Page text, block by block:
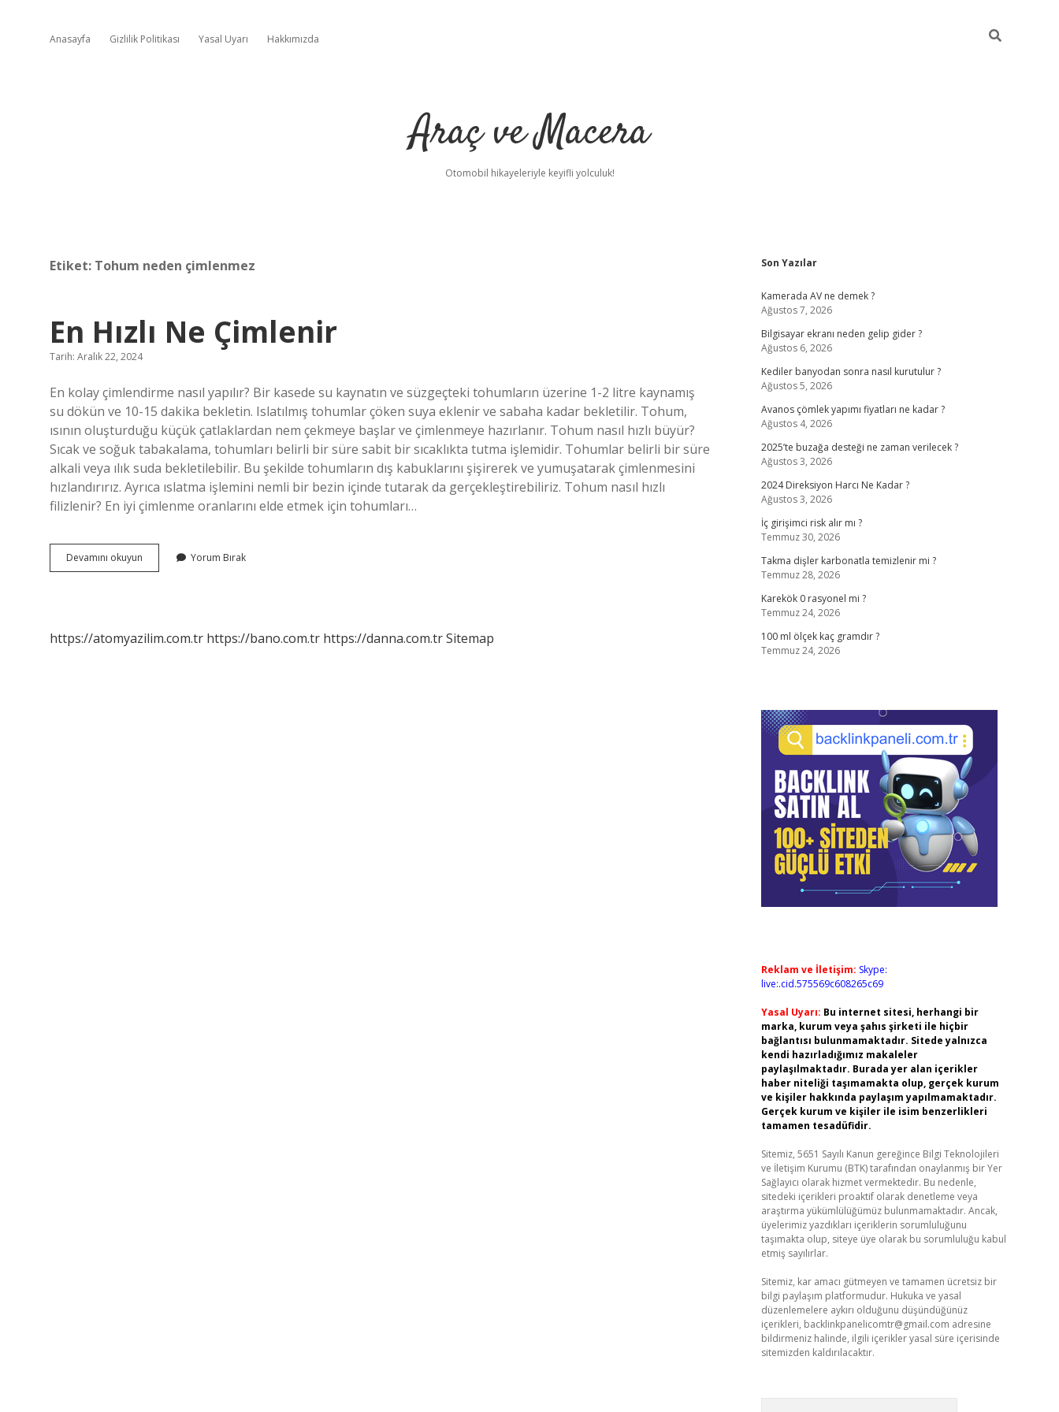
Anasayfa Gizlilik Politikası Yasal Uyarı Hakkımızda
Araç ve Macera
Otomobil hikayeleriyle keyifli yolculuk!
Etiket: Tohum neden çimlenmez
En Hızlı Ne Çimlenir
Tarih: Aralık 22, 2024
En kolay çimlendirme nasıl yapılır? Bir kasede su kaynatın ve süzgeçteki tohumların üzerine 1-2 litre kaynamış
su dökün ve 10-15 dakika bekletin. Islatılmış tohumlar çöken suya eklenir ve sabaha kadar bekletilir. Tohum,
ısının oluşturduğu küçük çatlaklardan nem çekmeye başlar ve çimlenmeye hazırlanır. Tohum nasıl hızlı büyür?
Sıcak ve soğuk tabakalama, tohumları belirli bir süre sabit bir sıcaklıkta tutma işlemidir. Tohumlar belirli bir süre
alkali veya ılık suda bekletilebilir. Bu şekilde tohumların dış kabuklarını şişirerek ve yumuşatarak çimlenmesini
hızlandırırız. Ayrıca ıslatma işlemini nemli bir bezin içinde tutarak da gerçekleştirebiliriz. Tohum nasıl hızlı
filizlenir? En iyi çimlenme oranlarını elde etmek için tohumları…
Devamını okuyun
Hızlı
Yorum Bırak
https://atomyazilim.com.tr https://bano.com.tr https://danna.com.trSitemap
Sidebar
Son Yazılar
Kamerada AV ne demek ?
Ağustos 7, 2026
Bilgisayar ekranı neden gelip gider ?
Ağustos 6, 2026
Kediler banyodan sonra nasıl kurutulur ?
Ağustos 5, 2026
Avanos çömlek yapımı fiyatları ne kadar ?
Ağustos 4, 2026
2025’te buzağa desteği ne zaman verilecek ?
Ağustos 3, 2026
2024 Direksiyon Harcı Ne Kadar ?
Ağustos 3, 2026
İç girişimci risk alır mı ?
Temmuz 30, 2026
Takma dişler karbonatla temizlenir mi ?
Temmuz 28, 2026
Karekök 0 rasyonel mi ?
Temmuz 24, 2026
100 ml ölçek kaç gramdır ?
Temmuz 24, 2026
Reklam ve İletişim: Skype:
live:.cid.575569c608265c69
Yasal Uyarı: Bu internet sitesi, herhangi bir
marka, kurum veya şahıs şirketi ile hiçbir
bağlantısı bulunmamaktadır. Sitede yalnızca
kendi hazırladığımız makaleler
paylaşılmaktadır. Burada yer alan içerikler
haber niteliği taşımamakta olup, gerçek kurum
ve kişiler hakkında paylaşım yapılmamaktadır.
Gerçek kurum ve kişiler ile isim benzerlikleri
tamamen tesadüfidir.
Sitemiz, 5651 Sayılı Kanun gereğince Bilgi Teknolojileri
ve İletişim Kurumu (BTK) tarafından onaylanmış bir Yer
Sağlayıcı olarak hizmet vermektedir. Bu nedenle,
sitedeki içerikleri proaktif olarak denetleme veya
araştırma yükümlülüğümüz bulunmamaktadır. Ancak,
üyelerimiz yazdıkları içeriklerin sorumluluğunu
taşımakta olup, siteye üye olarak bu sorumluluğu kabul
etmiş sayılırlar.
Sitemiz, kar amacı gütmeyen ve tamamen ücretsiz bir
bilgi paylaşım platformudur. Hukuka ve yasal
düzenlemelere aykırı olduğunu düşündüğünüz
içerikleri, backlinkpanelicomtr@gmail.com adresine
bildirmeniz halinde, ilgili içerikler yasal süre içerisinde
sitemizden kaldırılacaktır.